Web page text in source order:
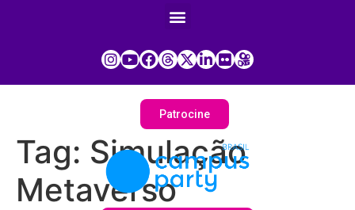
Patrocine
Tag: Simulação
Metaverso